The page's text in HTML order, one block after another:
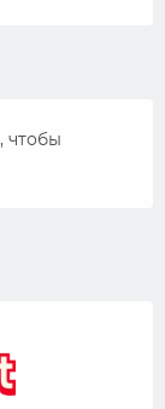
, чтобы